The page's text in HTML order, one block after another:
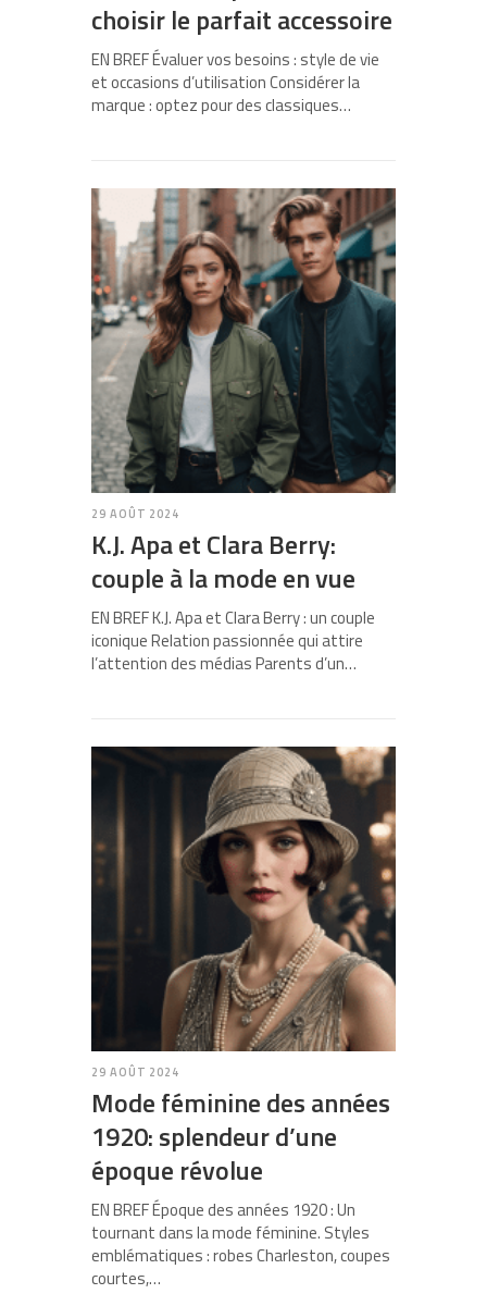
choisir le parfait accessoire
EN BREF Évaluer vos besoins : style de vie
et occasions d’utilisation Considérer la
marque : optez pour des classiques…
29 AOÛT 2024
K.J. Apa et Clara Berry:
couple à la mode en vue
EN BREF K.J. Apa et Clara Berry : un couple
iconique Relation passionnée qui attire
l’attention des médias Parents d’un…
29 AOÛT 2024
Mode féminine des années
1920: splendeur d’une
époque révolue
EN BREF Époque des années 1920 : Un
tournant dans la mode féminine. Styles
emblématiques : robes Charleston, coupes
courtes,…